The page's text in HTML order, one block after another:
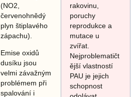
(NO2,
červenohnědý
plyn štiplavého
zápachu).
Emise oxidů
dusíku jsou
velmi závažným
problémem při
spalování i
rakovinu,
poruchy
reprodukce a
mutace u
zvířat.
Nejproblematičt
ější vlastností
PAU je jejich
schopnost